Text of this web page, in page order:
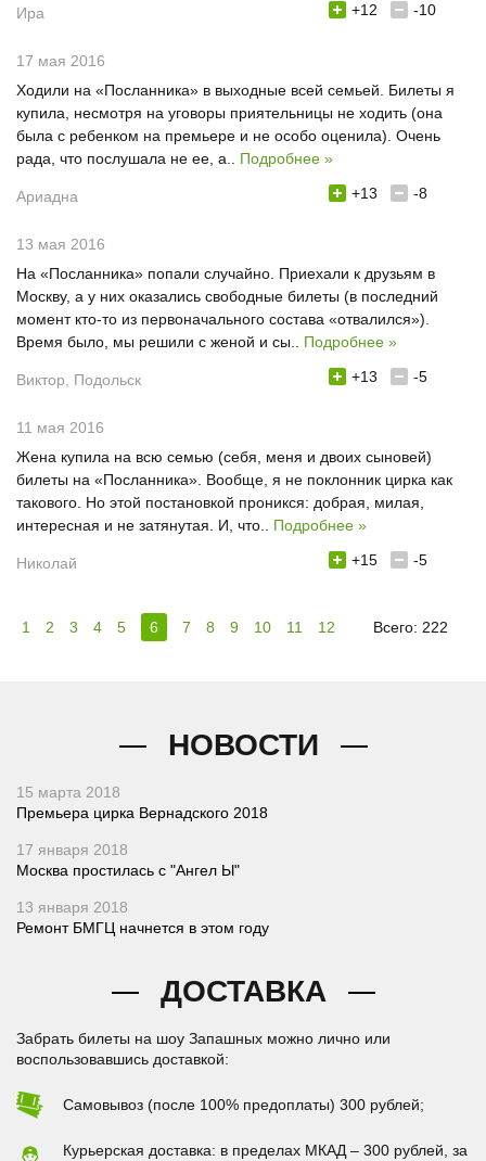
+12
-10
Ира
17 мая 2016
Ходили на «Посланника» в выходные всей семьей. Билеты я
купила, несмотря на уговоры приятельницы не ходить (она
была с ребенком на премьере и не особо оценила). Очень
рада, что послушала не ее, а.. Подробнее »
+13
-8
Ариадна
13 мая 2016
На «Посланника» попали случайно. Приехали к друзьям в
Москву, а у них оказались свободные билеты (в последний
момент кто-то из первоначального состава «отвалился»).
Время было, мы решили с женой и сы.. Подробнее »
+13
-5
Виктор, Подольск
11 мая 2016
Жена купила на всю семью (себя, меня и двоих сыновей)
билеты на «Посланника». Вообще, я не поклонник цирка как
такового. Но этой постановкой проникся: добрая, милая,
интересная и не затянутая. И, что.. Подробнее »
+15
-5
Николай
1 2 3 4 5 6 7 8 9 10 11 12 Всего: 222
НОВОСТИ
15 марта 2018
Премьера цирка Вернадского 2018
17 января 2018
Москва простилась с "Ангел Ы"
13 января 2018
Ремонт БМГЦ начнется в этом году
ДОСТАВКА
Забрать билеты на шоу Запашных можно лично или
воспользовавшись доставкой:
Самовывоз (после 100% предоплаты) 300 рублей;
Курьерская доставка: в пределах МКАД – 300 рублей, за